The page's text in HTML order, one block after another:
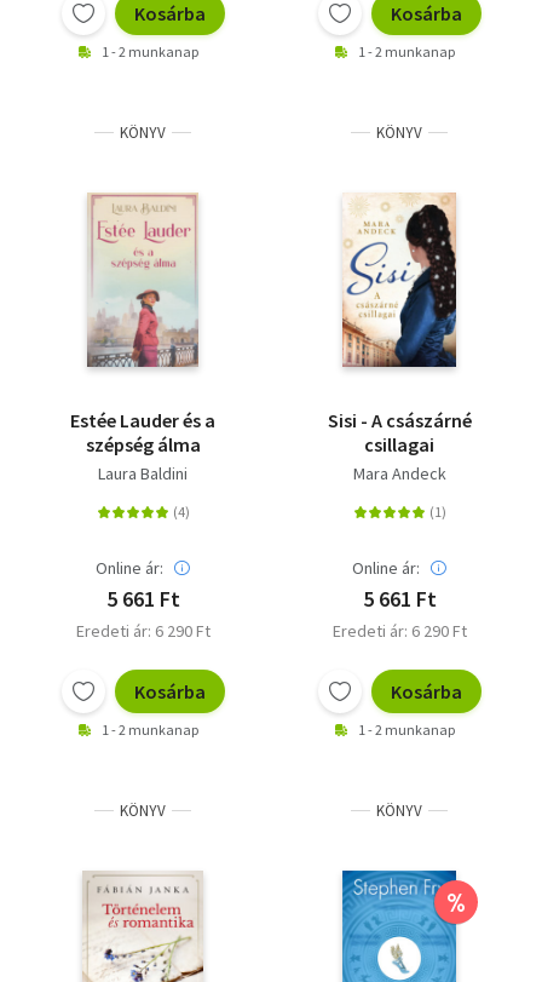
Kosárba
1 - 2 munkanap
Kosárba
1 - 2 munkanap
KÖNYV
Estée Lauder és a
szépség álma
Laura Baldini
Online ár:
5 661 Ft
Eredeti ár: 6 290 Ft
Kosárba
1 - 2 munkanap
KÖNYV
Sisi - A császárné
csillagai
Mara Andeck
Online ár:
5 661 Ft
Eredeti ár: 6 290 Ft
Kosárba
1 - 2 munkanap
KÖNYV KÖNYV
%